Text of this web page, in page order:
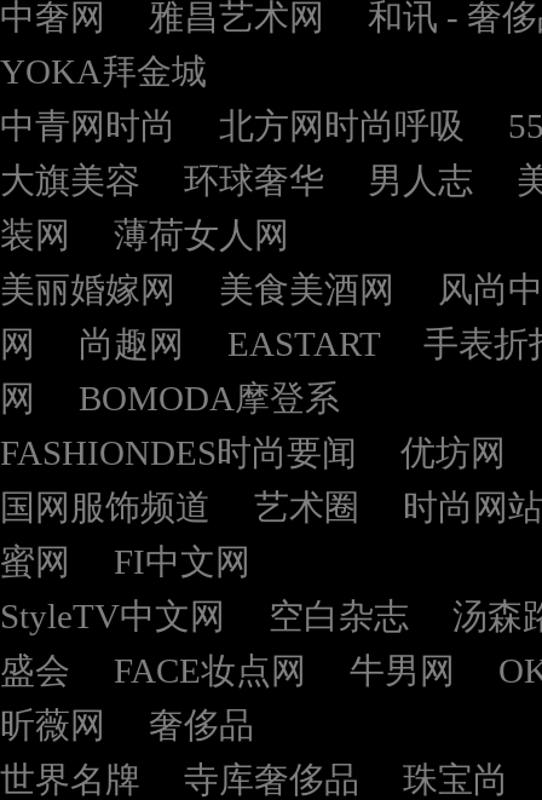
中奢网 雅昌艺术网
和讯 - 奢
YOKA拜金城
中青网时尚
北方网时尚呼吸
大旗美容
环球奢华 男人志
装网
薄荷女人网
美丽婚嫁网
美食美酒网
风尚
网
尚趣网 EASTART
手表折
网
BOMODA摩登系
FASHIONDES时尚要闻
优坊网
国网服饰频道
艺术圈
时尚网站
蜜网
FI中文网
StyleTV中文网
空白杂志
汤森
盛会
FACE妆点网 牛男网
昕薇网
奢侈品
世界名牌
寺库奢侈品
珠宝尚